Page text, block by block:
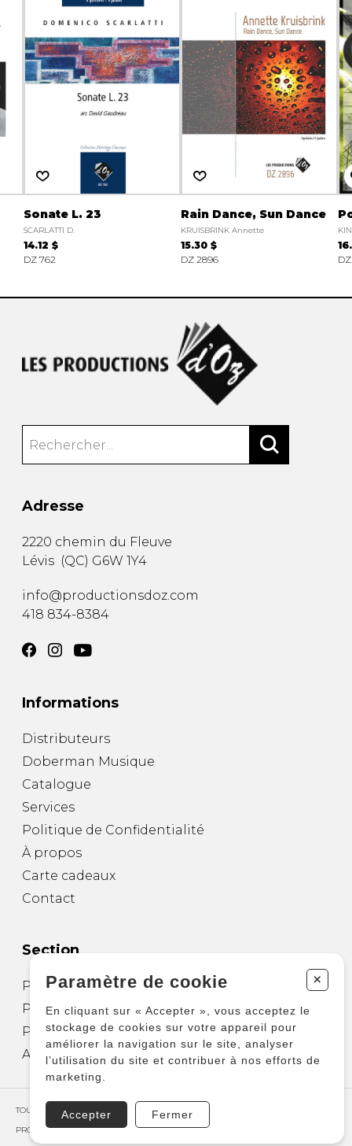
Sonate L. 23
SCARLATTI D.
14.12 $
DZ 762
Rain Dance, Sun Dance
KRUISBRINK Annette
15.30 $
DZ 2896
Adresse
2220 chemin du Fleuve
Lévis (QC) G6W 1Y4
info@productionsdoz.com
418 834-8384
Informations
Distributeurs
Doberman Musique
Catalogue
Services
Politique de Confidentialité
À propos
Carte cadeaux
Contact
Section
Partitions pour guitare
Partitions pour autres instruments
Partitions pour ensembles
Autres produits
TOUS DROITS RÉSERVÉS © COPYRIGHT 2026 – PRODUCTIONS D'OZ
PROPULSÉ PAR
Paramètre de cookie +
En cliquant sur « Accepter », vous acceptez le
stockage de cookies sur votre appareil pour
améliorer la navigation sur le site, analyser
l’utilisation du site et contribuer à nos efforts de
marketing.
Accepter Fermer